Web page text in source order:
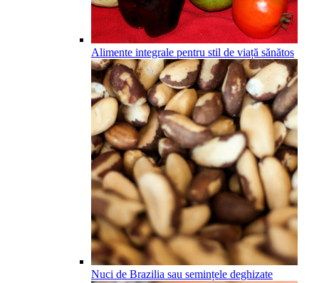
Alimente integrale pentru stil de viață sănătos
Nuci de Brazilia sau semințele deghizate